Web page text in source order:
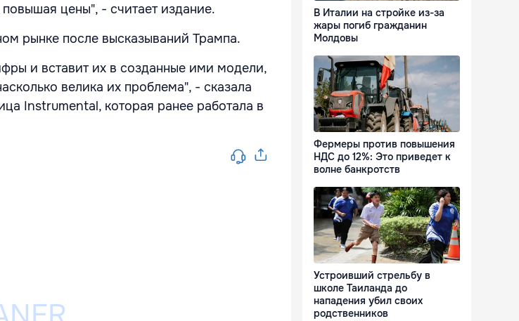
цены", - считает издание.
рынке после высказываний Трампа.
и вставит их в созданные ими модели,
велика их проблема", - сказала
Instrumental, которая ранее работала в
В Италии на стройке из-за
жары погиб гражданин
Молдовы
Фермеры против повышения
НДС до 12%: Это приведет к
волне банкротств
Устроивший стрельбу в
школе Таиланда до
нападения убил своих
родственников